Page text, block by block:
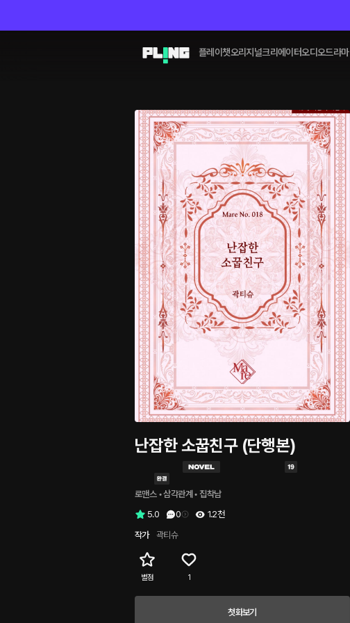
플레이챗오리지널크리에이터오디오드라마
난잡한 소꿉친구 (단행본)
로맨스 • 삼각관계 • 집착남
5.0
0
1.2천
작가
곽티슈
별점 1
첫화보기